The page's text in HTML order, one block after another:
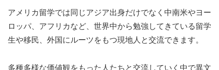
アメリカ留学では同じアジア出身だけでなく中南米やヨー
ロッパ、アフリカなど、世界中から勉強してきている留学
生や移民、外国にルーツをもつ現地人と交流できます。
多種多様な価値観をもった人たちと交流していく中で異文